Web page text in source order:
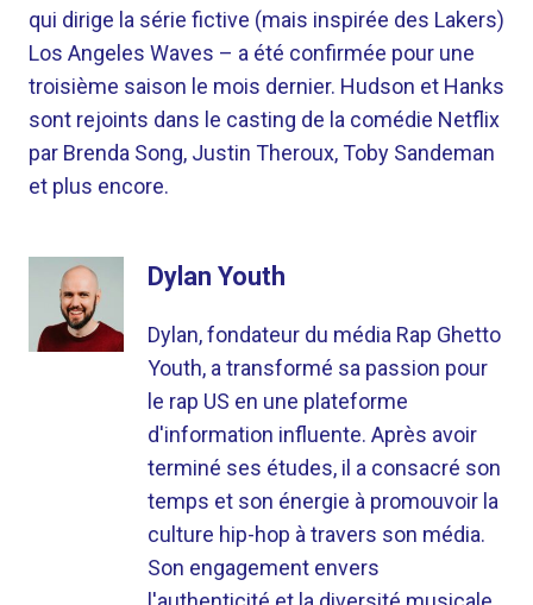
qui dirige la série fictive (mais inspirée des Lakers)
Los Angeles Waves – a été confirmée pour une
troisième saison le mois dernier. Hudson et Hanks
sont rejoints dans le casting de la comédie Netflix
par Brenda Song, Justin Theroux, Toby Sandeman
et plus encore.
Dylan Youth
Dylan, fondateur du média Rap Ghetto
Youth, a transformé sa passion pour
le rap US en une plateforme
d'information influente. Après avoir
terminé ses études, il a consacré son
temps et son énergie à promouvoir la
culture hip-hop à travers son média.
Son engagement envers